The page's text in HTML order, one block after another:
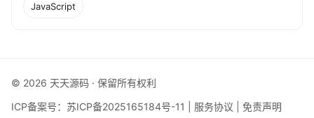
JavaScript
© 2026 天天源码 · 保留所有权利
ICP备案号： 苏ICP备2025165184号-11 服务协议 免责声明